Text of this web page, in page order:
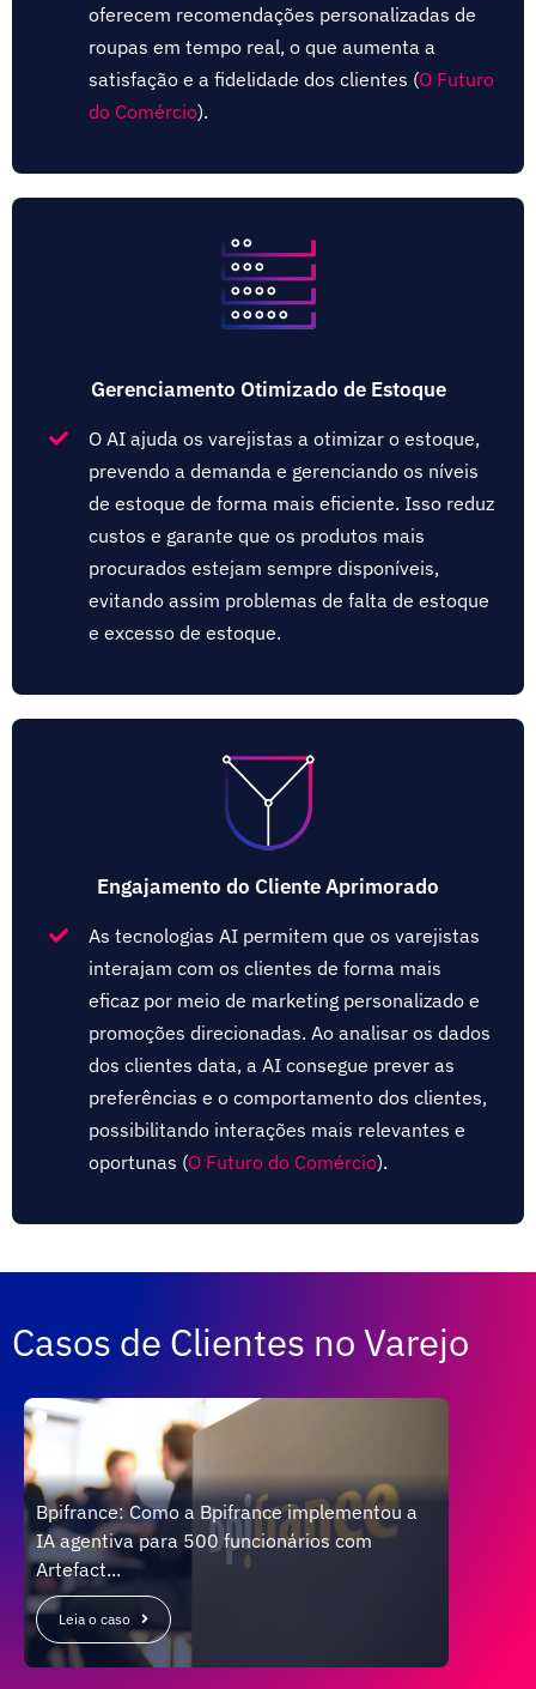
oferecem recomendações personalizadas de
roupas em tempo real, o que aumenta a
satisfação e a fidelidade dos clientes (O Futuro
do Comércio)​.
Gerenciamento Otimizado de Estoque
O AI ajuda os varejistas a otimizar o estoque,
prevendo a demanda e gerenciando os níveis
de estoque de forma mais eficiente. Isso reduz
custos e garante que os produtos mais
procurados estejam sempre disponíveis,
evitando assim problemas de falta de estoque
e excesso de estoque.
Engajamento do Cliente Aprimorado
As tecnologias AI permitem que os varejistas
interajam com os clientes de forma mais
eficaz por meio de marketing personalizado e
promoções direcionadas. Ao analisar os dados
dos clientes data, a AI consegue prever as
preferências e o comportamento dos clientes,
possibilitando interações mais relevantes e
oportunas​ (O Futuro do Comércio)​.
Casos de Clientes no Varejo
Bpifrance: Como a Bpifrance implementou a
IA agentiva para 500 funcionários com
Artefact...
Leia o caso